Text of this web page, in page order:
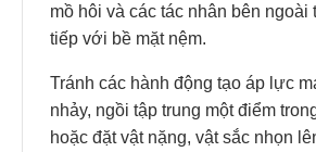
mồ hôi và các tác nhân bên ngoài
tiếp với bề mặt nệm.
Tránh các hành động tạo áp lực
nhảy, ngồi tập trung một điểm
hoặc đặt vật nặng, vật sắc nhọn